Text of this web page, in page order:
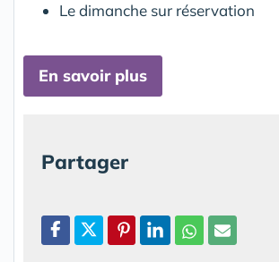
Le dimanche sur réservation
En savoir plus
Partager